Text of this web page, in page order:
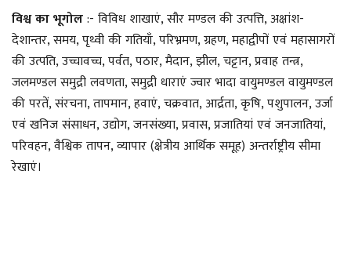
विश्व का भूगोल:- विविध शाखाएं, सौर मण्डल की उत्पत्ति, अक्षांश-
देशान्तर, समय, पृथ्वी की गतियाँ, परिभ्रमण, ग्रहण, महाद्वीपों एवं महासागरों
की उत्पति, उच्चावच्च, पर्वत, पठार, मैदान, झील, चट्टान, प्रवाह तन्त्र,
जलमण्डल समुद्री लवणता, समुद्री धाराएं ज्वार भादा वायुमण्डल वायुमण्डल
की परतें, संरचना, तापमान, हवाएं, चक्रवात, आर्द्रता, कृषि, पशुपालन, उर्जा
एवं खनिज संसाधन, उद्योग, जनसंख्या, प्रवास, प्रजातियां एवं जनजातियां,
परिवहन, वैश्विक तापन, व्यापार (क्षेत्रीय आर्थिक समूह) अन्तर्राष्ट्रीय सीमा
रेखाएं।